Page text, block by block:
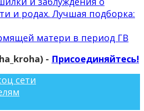
и родах. Лучшая подборка:
матери в период ГВ
- Присоединяйтесь!
сети